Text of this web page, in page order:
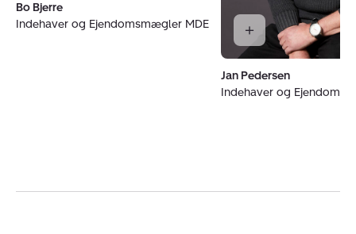
Bo Bjerre
Indehaver og Ejendomsmægler MDE
Jan Pedersen
Indehaver og